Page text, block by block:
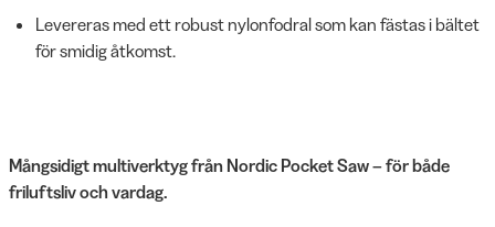
Levereras med ett robust nylonfodral som kan fästas i bältet
för smidig åtkomst.
Mångsidigt multiverktyg från Nordic Pocket Saw – för både
friluftsliv och vardag.